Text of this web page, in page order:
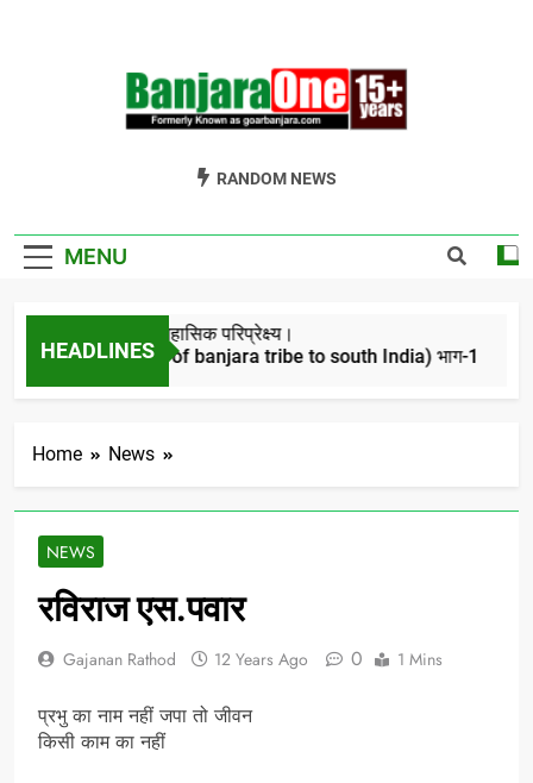
Welcome To
GoarBanjara.com
RANDOM NEWS
MENU
HEADLINES
बंजारो का ऐतिहासिक परिप्रेक्ष्य।
(Migration of banjara tribe to south India) भाग-1
4 Years Ago
Home News
NEWS
रविराज एस.पवार
Gajanan Rathod 12 Years Ago 0 1 Mins
प्रभु का नाम नहीं जपा तो जीवन
किसी काम का नहीं